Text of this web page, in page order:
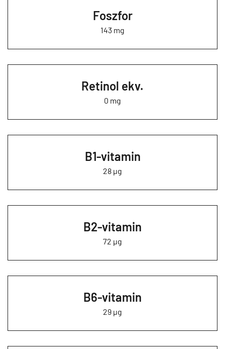
Foszfor
143 mg
Retinol ekv.
0 mg
B1-vitamin
28 µg
B2-vitamin
72 µg
B6-vitamin
29 µg